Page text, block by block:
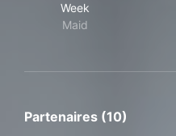
Week
Maid
Partenaires (10)